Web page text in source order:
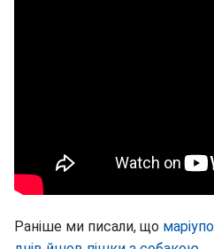
Раніше ми писали, що